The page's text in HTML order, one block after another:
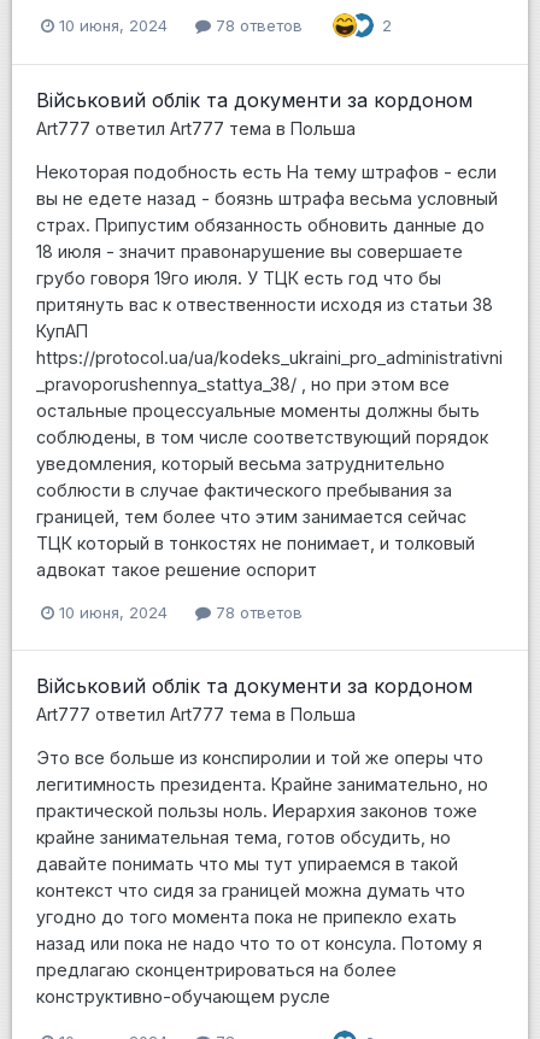
10 июня, 2024 78 ответов 2
Військовий облік та документи за кордоном
Art777 ответил Art777 тема в Польша
Некоторая подобность есть На тему штрафов - если
вы не едете назад - боязнь штрафа весьма условный
страх. Припустим обязанность обновить данные до
18 июля - значит правонарушение вы совершаете
грубо говоря 19го июля. У ТЦК есть год что бы
притянуть вас к отвественности исходя из статьи 38
КупАП
https://protocol.ua/ua/kodeks_ukraini_pro_administrativni
_pravoporushennya_stattya_38/ , но при этом все
остальные процессуальные моменты должны быть
соблюдены, в том числе соответствующий порядок
уведомления, который весьма затруднительно
соблюсти в случае фактического пребывания за
границей, тем более что этим занимается сейчас
ТЦК который в тонкостях не понимает, и толковый
адвокат такое решение оспорит
10 июня, 2024 78 ответов
Військовий облік та документи за кордоном
Art777 ответил Art777 тема в Польша
Это все больше из конспиролии и той же оперы что
легитимность президента. Крайне занимательно, но
практической пользы ноль. Иерархия законов тоже
крайне занимательная тема, готов обсудить, но
давайте понимать что мы тут упираемся в такой
контекст что сидя за границей можна думать что
угодно до того момента пока не припекло ехать
назад или пока не надо что то от консула. Потому я
предлагаю сконцентрироваться на более
конструктивно-обучающем русле